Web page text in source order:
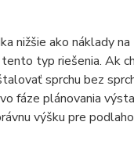
nižšie ako náklady
typ riešenia. Ak
sprchu bez
fáze plánovania
výšku pre